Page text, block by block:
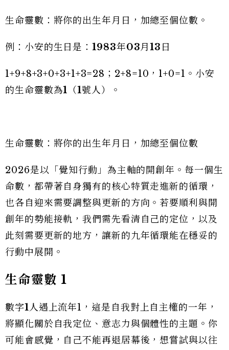
生命靈數：將你的出生年月日，加總至個位數。
例：小安的生日是：1983年03月13 日
1+9+8+3+0+3+1+3=28；2+8=10，1+0=1。小安
的生命靈數為1 （1號人）。
生命靈數：將你的出生年月日，加總至個位數
2026是以「覺知行動」為主軸的開創年。每一個生
命數，都帶著自身獨有的核心特質走進新的循環，
也各自迎來需要調整與更新的方向。若要順利與開
創年的勢能接軌，我們需先看清自己的定位，以及
此刻需要更新的地方，讓新的九年循環能在穩妥的
行動中展開。
生命靈數 1
數字1人遇上流年1，這是自我對上自主權的一年，
將顯化關於自我定位、意志力與個體性的主題。你
可能會感覺，自己不能再退居幕後，想嘗試與以往